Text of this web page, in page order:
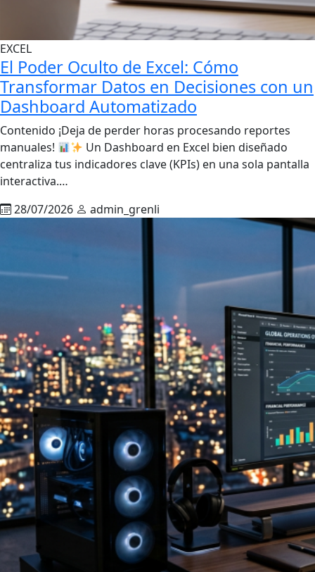
EXCEL
El Poder Oculto de Excel: Cómo
Transformar Datos en Decisiones con un
Dashboard Automatizado
Contenido ¡Deja de perder horas procesando reportes
manuales!
Un Dashboard en Excel bien diseñado
centraliza tus indicadores clave (KPIs) en una sola pantalla
interactiva.…
28/07/2026
admin_grenli